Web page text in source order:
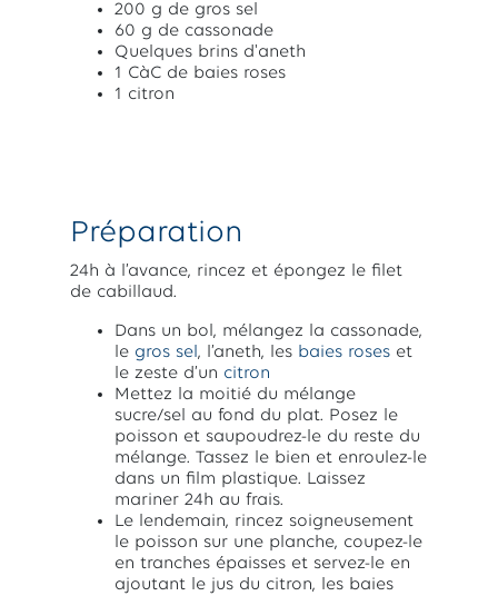
200 g de gros sel
60 g de cassonade
Quelques brins d'aneth
1 CàC de baies roses
1 citron
Préparation
24h à l’avance, rincez et épongez le filet
de cabillaud.
Dans un bol, mélangez la cassonade,
le gros sel , l’aneth, les baies roses et
le zeste d’un citron
Mettez la moitié du mélange
sucre/sel au fond du plat. Posez le
poisson et saupoudrez-le du reste du
mélange. Tassez le bien et enroulez-le
dans un film plastique. Laissez
mariner 24h au frais.
Le lendemain, rincez soigneusement
le poisson sur une planche, coupez-le
en tranches épaisses et servez-le en
ajoutant le jus du citron, les baies